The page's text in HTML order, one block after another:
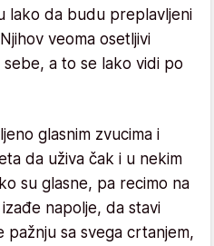
lako da budu preplavljeni
veoma osetljivi
a to se lako vidi po
glasnim zvucima i
da uživa čak i u nekim
su glasne, pa recimo na
napolje, da stavi
pažnju sa svega crtanjem,